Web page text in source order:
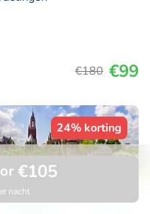
Boekingen
€105
nacht
€180 €99
24% korting